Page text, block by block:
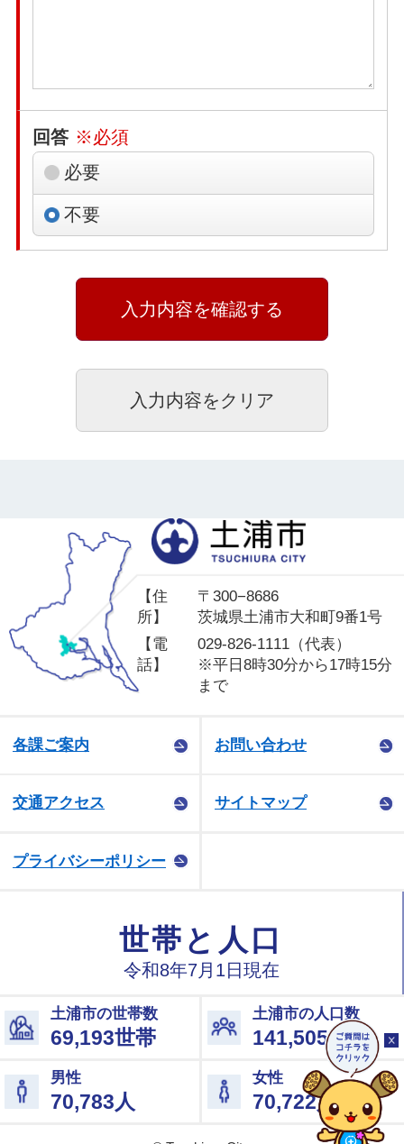
回答 ※必須
必要
不要
【住
所】
〒300−8686
茨城県土浦市大和町9番1号
【電
話】
029-826-1111（代表）
※平日8時30分から17時15分
まで
各課ご案内 お問い合わせ
交通アクセス サイトマップ
プライバシーポリシー